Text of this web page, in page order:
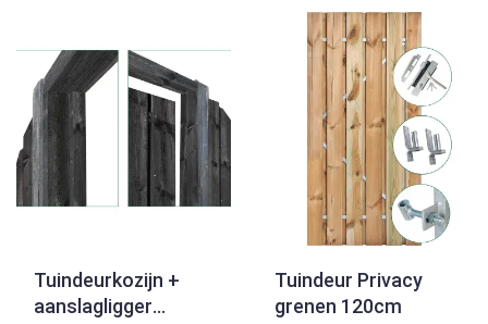
Tuindeurkozijn +
aanslagligger
Tuindeur Privacy
grenen 120cm